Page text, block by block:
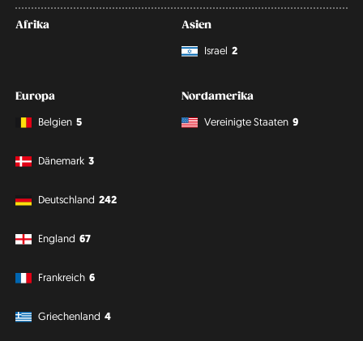
Afrika
Asien
Israel 2
Europa
Belgien 5
Dänemark 3
Deutschland 242
England 67
Frankreich 6
Griechenland 4
Nordamerika
Vereinigte Staaten 9